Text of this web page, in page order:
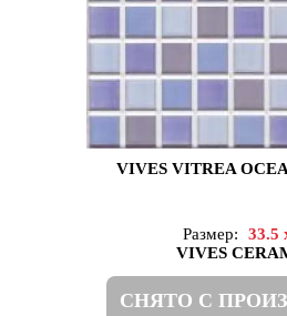
VIVES VITREA
Размер:
33.5
VIVES
СНЯТО С